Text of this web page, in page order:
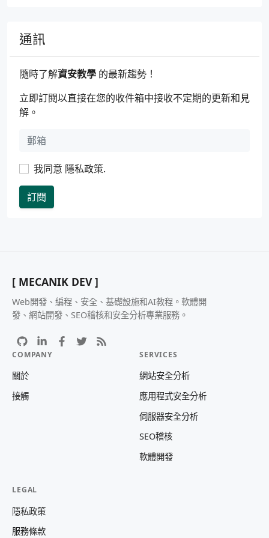
通訊
隨時了解資安教學 的最新趨勢！
立即訂閱以直接在您的收件箱中接收不定期的更新和見
解。
我同意 隱私政策.
訂閱
[ MECANIK DEV ]
Web開發、編程、安全、基礎設施和AI教程。軟體開
發、網站開發、SEO稽核和安全分析專業服務。
COMPANY
關於
接觸
SERVICES
網站安全分析
應用程式安全分析
伺服器安全分析
SEO稽核
軟體開發
LEGAL
隱私政策
服務條款